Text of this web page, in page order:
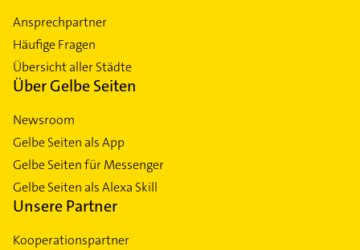
Ansprechpartner
Häufige Fragen
Übersicht aller Städte
Über Gelbe Seiten
Newsroom
Gelbe Seiten als App
Gelbe Seiten für Messenger
Gelbe Seiten als Alexa Skill
Unsere Partner
Kooperationspartner